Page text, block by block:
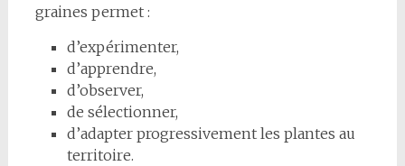
graines permet :
d’expérimenter,
d’apprendre,
d’observer,
de sélectionner,
d’adapter progressivement les plantes au
territoire.